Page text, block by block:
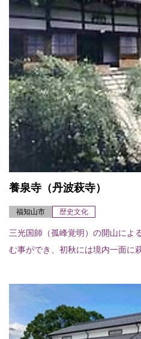
養泉寺（丹波萩寺）
福知山市 歴史文化
三光国師（孤峰覚明）の開山によ
む事ができ、初秋には境内一面に
に描かれている。